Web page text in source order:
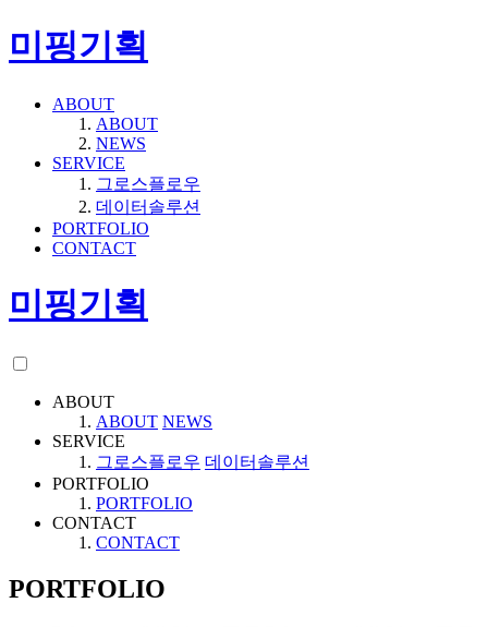
미핑기획
ABOUT
ABOUT
NEWS
SERVICE
그로스플로우
데이터솔루션
PORTFOLIO
CONTACT
미핑기획
ABOUT
ABOUT NEWS
SERVICE
그로스플로우 데이터솔루션
PORTFOLIO
PORTFOLIO
CONTACT
CONTACT
PORTFOLIO